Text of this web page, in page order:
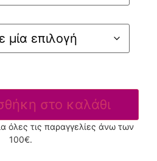
στο καλάθι
όλες τις παραγγελίες άνω των
100€.